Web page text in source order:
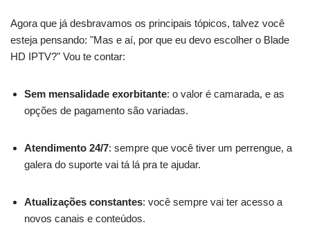
Agora que já desbravamos os principais tópicos, talvez você
esteja pensando: "Mas e aí, por que eu devo escolher o Blade
HD IPTV?" Vou te contar:
Sem mensalidade exorbitante: o valor é camarada, e as
opções de pagamento são variadas.
Atendimento 24/7: sempre que você tiver um perrengue, a
galera do suporte vai tá lá pra te ajudar.
Atualizações constantes: você sempre vai ter acesso a
novos canais e conteúdos.